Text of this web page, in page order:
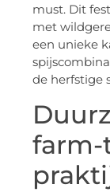
must. Dit
met
een unieke
de herfstige
farm-